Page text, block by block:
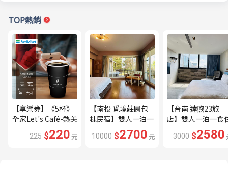
TOP熱銷
【享樂券】《5杯》
全家Let's Café-熱美
225 $220元
【南投 覓境莊園包
棟民宿】雙人一泊一
食住宿券---🔥平日
贈下午茶、兩張券即
10000 $2700元
【台南 達煦23旅
店】雙人一泊一食
宿券---🔥近海安路
商圈🔥
3000 $2580